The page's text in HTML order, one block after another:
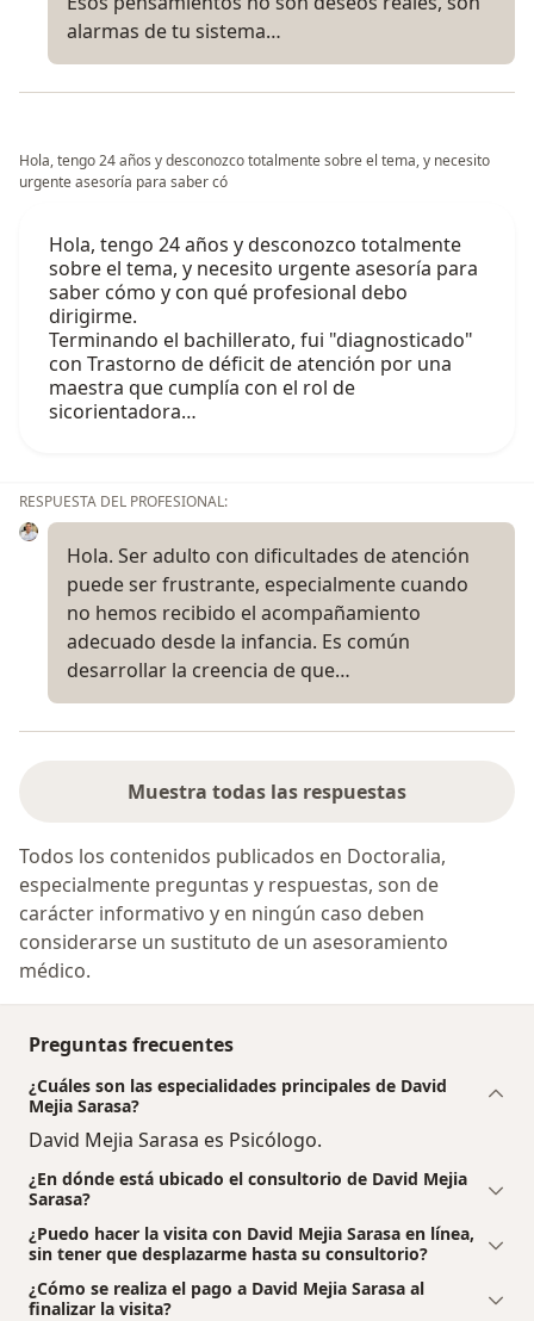
alarmas de tu sistema…
Hola, tengo 24 años y desconozco totalmente sobre el tema, y necesito
urgente asesoría para saber có
Hola, tengo 24 años y desconozco totalmente
sobre el tema, y necesito urgente asesoría para
saber cómo y con qué profesional debo
dirigirme.
Terminando el bachillerato, fui "diagnosticado"
con Trastorno de déficit de atención por una
maestra que cumplía con el rol de
sicorientadora…
RESPUESTA DEL PROFESIONAL:
Hola. Ser adulto con dificultades de atención
puede ser frustrante, especialmente cuando
no hemos recibido el acompañamiento
adecuado desde la infancia. Es común
desarrollar la creencia de que…
Muestra todas las respuestas
Todos los contenidos publicados en Doctoralia,
especialmente preguntas y respuestas, son de
carácter informativo y en ningún caso deben
considerarse un sustituto de un asesoramiento
médico.
Preguntas frecuentes
¿Cuáles son las especialidades principales de David
Mejia Sarasa?
David Mejia Sarasa es Psicólogo.
¿En dónde está ubicado el consultorio de David Mejia
Sarasa?
¿Puedo hacer la visita con David Mejia Sarasa en línea,
sin tener que desplazarme hasta su consultorio?
¿Cómo se realiza el pago a David Mejia Sarasa al
finalizar la visita?